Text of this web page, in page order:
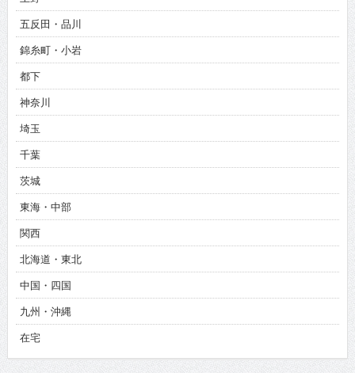
五反田・品川
錦糸町・小岩
都下
神奈川
埼玉
千葉
茨城
東海・中部
関西
北海道・東北
中国・四国
九州・沖縄
在宅